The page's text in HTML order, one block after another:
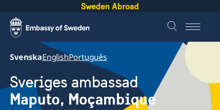
Sweden Abroad
SvenskaEnglishPortuguês
Sveriges ambassad
Maputo, Moçambique